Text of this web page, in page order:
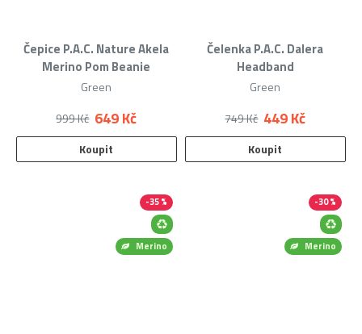
Čepice P.A.C. Nature Akela
Merino Pom Beanie
Green
649 Kč
999 Kč
Koupit
Čelenka P.A.C. Dalera
Headband
Green
449 Kč
749 Kč
Koupit
Merino
-35 %
Merino
-30 %